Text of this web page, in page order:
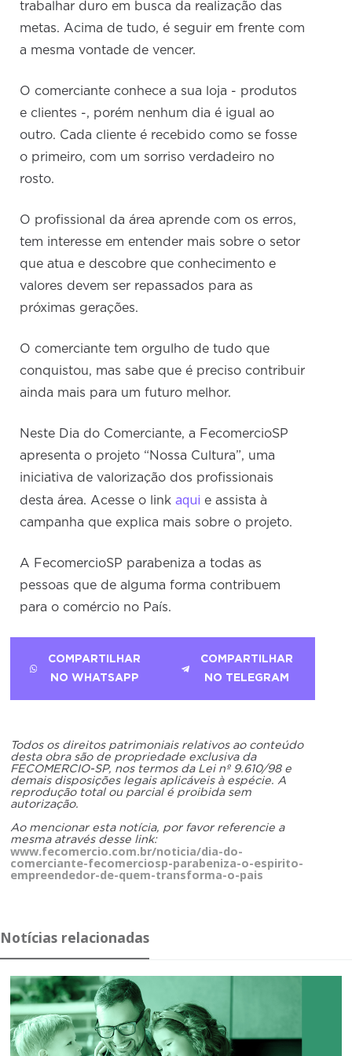
trabalhar duro em busca da realização das
metas. Acima de tudo, é seguir em frente com
a mesma vontade de vencer.
O comerciante conhece a sua loja - produtos
e clientes -, porém nenhum dia é igual ao
outro. Cada cliente é recebido como se fosse
o primeiro, com um sorriso verdadeiro no
rosto.
O profissional da área aprende com os erros,
tem interesse em entender mais sobre o setor
que atua e descobre que conhecimento e
valores devem ser repassados para as
próximas gerações.
O comerciante tem orgulho de tudo que
conquistou, mas sabe que é preciso contribuir
ainda mais para um futuro melhor.
Neste Dia do Comerciante, a FecomercioSP
apresenta o projeto “Nossa Cultura”, uma
iniciativa de valorização dos profissionais
desta área. Acesse o linkaqui e assista à
campanha que explica mais sobre o projeto.
A FecomercioSP parabeniza a todas as
pessoas que de alguma forma contribuem
para o comércio no País.
COMPARTILHAR
NO WHATSAPP
COMPARTILHAR
NO TELEGRAM
Todos os direitos patrimoniais relativos ao conteúdo
desta obra são de propriedade exclusiva da
FECOMERCIO-SP, nos termos da Lei nº 9.610/98 e
demais disposições legais aplicáveis à espécie. A
reprodução total ou parcial é proibida sem
autorização.
Ao mencionar esta notícia, por favor referencie a
mesma através desse link:
www.fecomercio.com.br/noticia/dia-do-
comerciante-fecomerciosp-parabeniza-o-espirito-
empreendedor-de-quem-transforma-o-pais
Notícias relacionadas